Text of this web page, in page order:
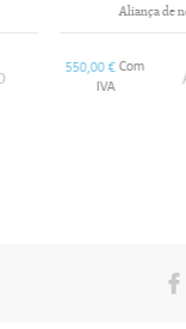
Aliança de noivado
Com